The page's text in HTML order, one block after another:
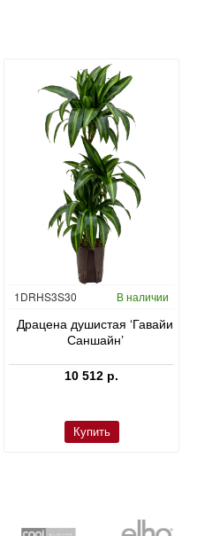
Гидропоника
1DRHS3S30 В наличии
Драцена душистая ‘Гавайи
Саншайн’
10 512 р.
Купить